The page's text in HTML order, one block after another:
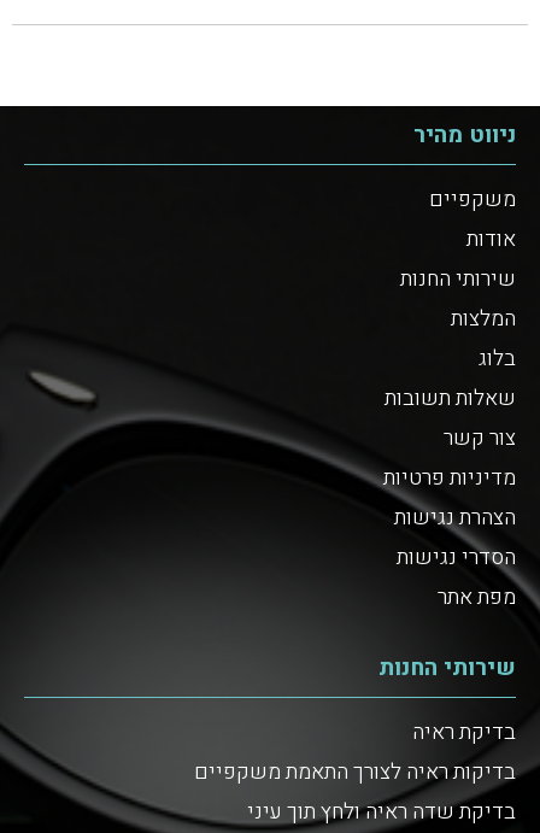
ניווט מהיר
משקפיים
אודות
שירותי החנות
המלצות
בלוג
שאלות תשובות
צור קשר
מדיניות פרטיות
הצהרת נגישות
הסדרי נגישות
מפת אתר
שירותי החנות
בדיקת ראיה
בדיקות ראיה לצורך התאמת משקפיים
בדיקת שדה ראיה ולחץ תוך עיני